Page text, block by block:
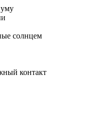
уму
солнцем
контакт